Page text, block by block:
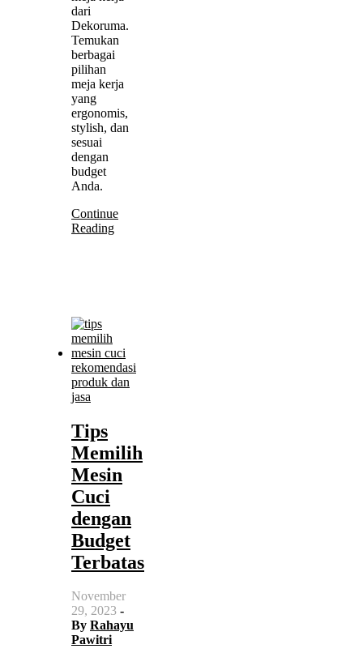
dari
Dekoruma.
Temukan
berbagai
pilihan
meja kerja
yang
ergonomis,
stylish, dan
sesuai
dengan
budget
Anda.
Continue
Reading
rekomendasi
produk dan
jasa
Tips
Memilih
Mesin
Cuci
dengan
Budget
Terbatas
November
29, 2023 -
By Rahayu
Pawitri